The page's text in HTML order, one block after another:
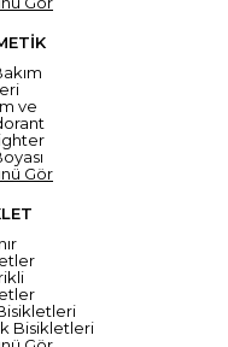
ve
Gör
Bisikletleri